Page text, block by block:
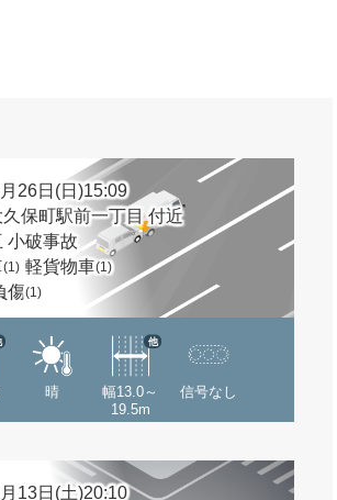
26日(日)15:09
保町駅前一丁目 付近
小破事故
(1) 軽貨物車(1)
傷(1)
晴
幅13.0～
19.5m
他
信号なし
13日(土)20:10